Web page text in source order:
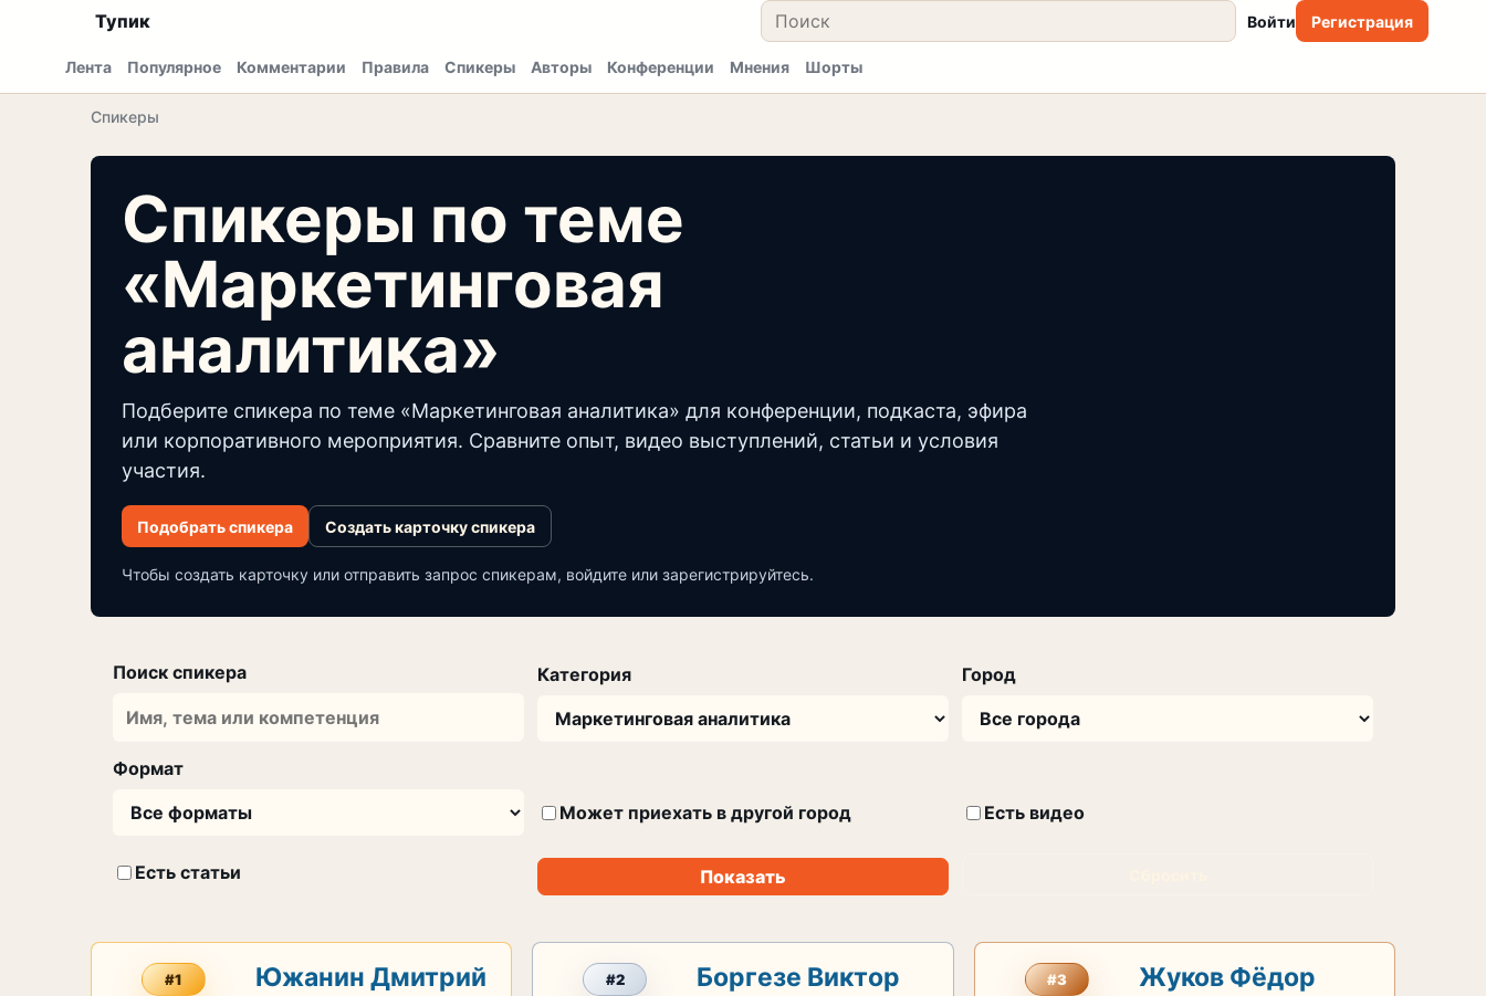
Тупик
Лента Популярное Комментарии Правила Спикеры Авторы Конференции Мнения Шорты
Войти Регистрация
Спикеры
Спикеры по теме
«Маркетинговая
аналитика»
Подберите спикера по теме «Маркетинговая аналитика» для конференции, подкаста, эфира
или корпоративного мероприятия. Сравните опыт, видео выступлений, статьи и условия
участия.
Подобрать спикера Создать карточку спикера
Чтобы создать карточку или отправить запрос спикерам, войдите или зарегистрируйтесь.
Поиск спикера Категория Город
Формат
Может приехать в другой город
Есть видео
Есть статьи Показать
#1 Южанин Дмитрий #2 Боргезе Виктор #3 Жуков Фёдор